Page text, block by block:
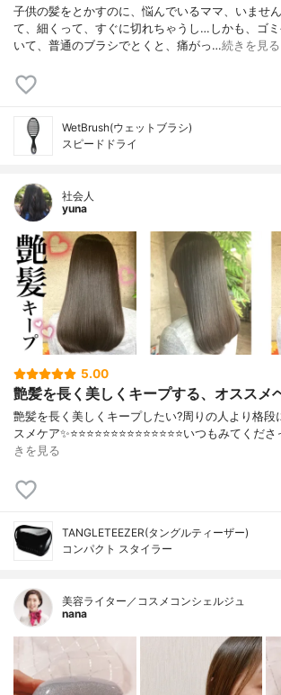
子供の髪をとかすのに、悩んでいるママ、いませ
て、細くって、すぐに切れちゃうし…しかも、ゴ
いて、普通のブラシでとくと、痛がっ…続きを見る
WetBrush(ウェットブラシ)
スピードドライ
社会人
yuna
5.00
艶髪を長く美しくキープする、オススメ
艶髪を長く美しくキープしたい?周りの人より格段
スメケア✨⭐️⭐️⭐️⭐️⭐️⭐️⭐️⭐️⭐️⭐️⭐️⭐️⭐️⭐️いつもみてく
きを見る
TANGLETEEZER(タングルティーザー)
コンパクト スタイラー
美容ライター／コスメコンシェルジュ
nana